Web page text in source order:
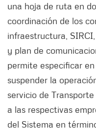
una hoja de ruta en
coordinación de los
infraestructura,
y plan de
permite especificar
suspender la
servicio de
a las respectivas
del Sistema en